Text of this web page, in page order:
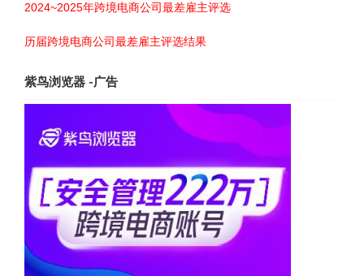
2024~2025年跨境电商公司最差雇主评选
历届跨境电商公司最差雇主评选结果
紫鸟浏览器 -广告